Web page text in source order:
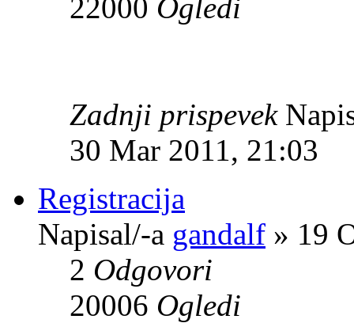
22000 Ogledi
Zadnji prispevek
30 Mar 2011, 21:03
Registracija
Napisal/-a gandalf » 19
2 Odgovori
20006 Ogledi